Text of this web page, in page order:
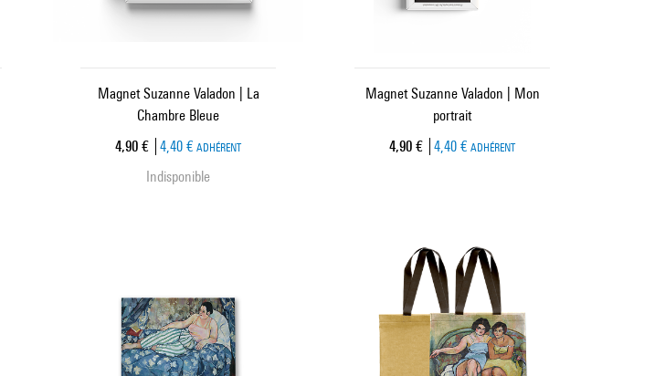
Magnet Suzanne Valadon | La
Chambre Bleue
Prix ​​actuel
4,90 € 4,40 € ADHÉRENT
Indisponible
Magnet Suzanne Valadon | Mon
portrait
Prix ​​actuel
4,90 € 4,40 € ADHÉRENT